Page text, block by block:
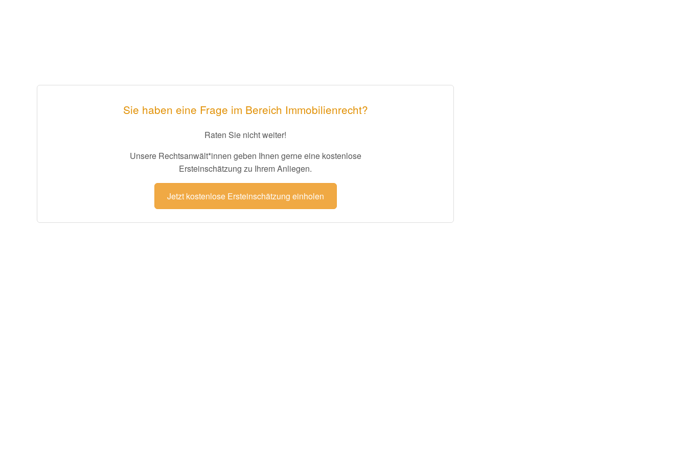
Sie haben eine Frage im Bereich Immobilienrecht?
Raten Sie nicht weiter!
Unsere Rechtsanwält*innen geben Ihnen gerne eine kostenlose
Ersteinschätzung zu Ihrem Anliegen.
Jetzt kostenlose Ersteinschätzung einholen